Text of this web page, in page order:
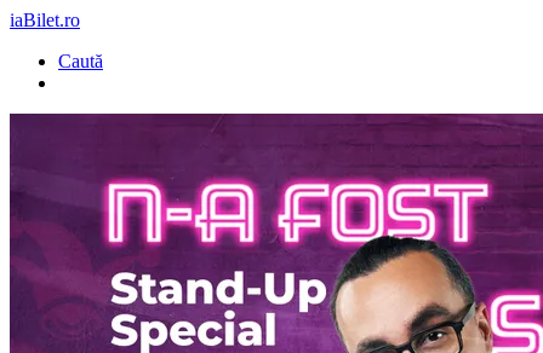
iaBilet.ro
Caută